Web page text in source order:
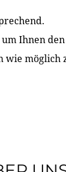
&
Ihnen den
wie möglich